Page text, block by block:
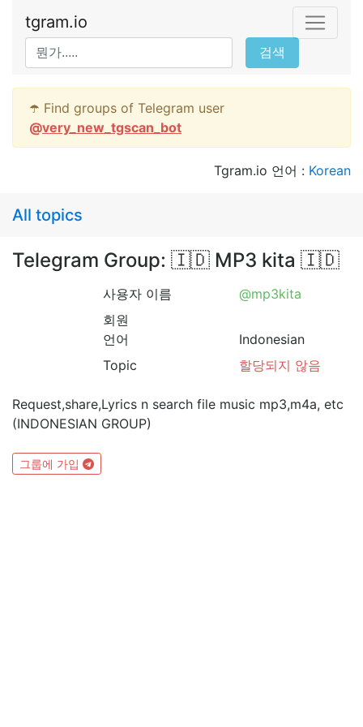
tgram.io
검색
☂️ Find groups of Telegram user
@very_new_tgscan_bot
Tgram.io 언어 : Korean
All topics
Telegram Group: 🇮🇩 MP3 kita 🇮🇩
사용자 이름
@mp3kita
회원
언어
Indonesian
Topic
할당되지 않음
Request,share,Lyrics n search file music mp3,m4a, etc
(INDONESIAN GROUP)
그룹에 가입